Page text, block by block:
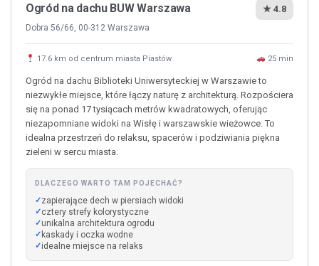
Ogród na dachu BUW Warszawa
Dobra 56/66, 00-312 Warszawa
★ 4.8
17.6 km od centrum miasta Piastów 25 min
Ogród na dachu Biblioteki Uniwersyteckiej w Warszawie to
niezwykłe miejsce, które łączy naturę z architekturą. Rozpościera
się na ponad 17 tysiącach metrów kwadratowych, oferując
niezapomniane widoki na Wisłę i warszawskie wieżowce. To
idealna przestrzeń do relaksu, spacerów i podziwiania piękna
zieleni w sercu miasta.
DLACZEGO WARTO TAM POJECHAĆ?
zapierające dech w piersiach widoki
cztery strefy kolorystyczne
unikalna architektura ogrodu
kaskady i oczka wodne
idealne miejsce na relaks